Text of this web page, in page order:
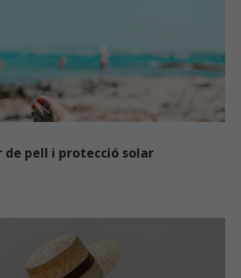
de pell i protecció solar